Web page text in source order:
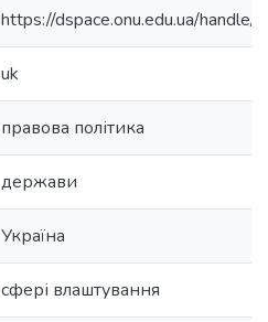
https://dspace.onu.edu.ua/
uk
правова політика
держави
Україна
сфері влаштування